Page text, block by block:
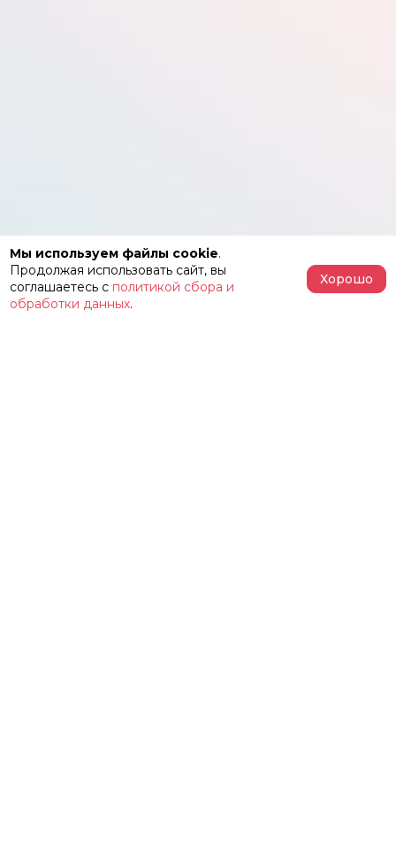
Мы используем файлы cookie.
Продолжая использовать сайт, вы
соглашаетесь с политикой сбора и
обработки данных.
Хорошо